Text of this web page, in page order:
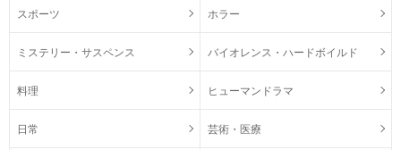
スポーツ ホラー
ミステリー・サスペンス バイオレンス・ハードボイルド
料理 ヒューマンドラマ
日常 芸術・医療